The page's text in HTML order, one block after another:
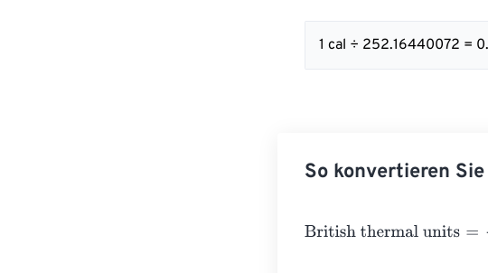
1 cal ÷ 252.16440072 =
So konvertieren
British thermal units =Gram